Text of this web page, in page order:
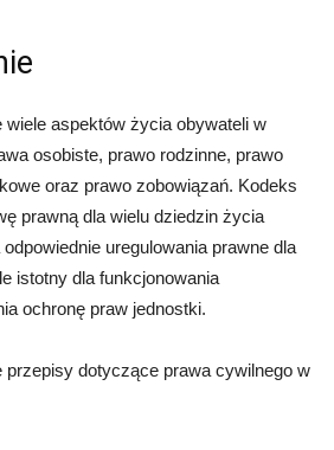
wiele aspektów życia obywateli w
osobiste, prawo rodzinne, prawo
oraz prawo zobowiązań. Kodeks
prawną dla wielu dziedzin życia
uregulowania prawne dla
istotny dla funkcjonowania
ochronę praw jednostki.
przepisy dotyczące prawa cywilnego w